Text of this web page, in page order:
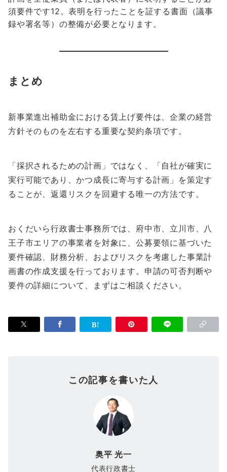
須要件です12。表明を行ったことを証する書面（議事
録や署名等）の整備が必要となります。
まとめ
新事業進出補助金における賃上げ要件は、企業の経営
方針そのものを左右する重要な契約条項です。
「採択されるための計画」ではなく、「自社が確実に
実行可能であり、かつ成長に寄与する計画」を策定す
ることが、返還リスクを回避する唯一の方法です。
おくだいら行政書士事務所では、府中市、立川市、八
王子市エリアの事業者を対象に、公募要領に基づいた
要件確認、財務分析、およびリスクを考慮した事業計
画書の作成支援を行っております。申請の可否判断や
要件の詳細について、まずはご相談ください。
この記事を書いた人
奥平 光一
代表行政書士